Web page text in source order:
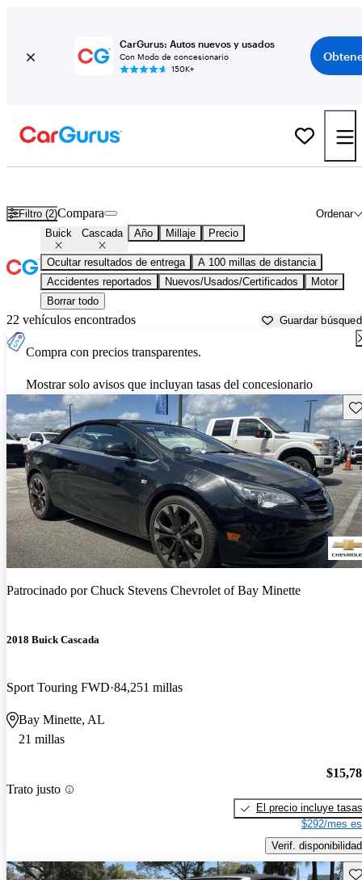
CarGurus: Autos nuevos y usados
Con Modo de concesionario
150K+
Filtro (2) Ordenar
Compara
Buick Cascada Año Millaje Precio
Ocultar resultados de entrega
A 100 millas de distancia
Accidentes reportados
Nuevos/Usados/Certificados
Motor
Borrar todo
22 vehículos encontrados Guardar
Compra con precios transparentes.
Mostrar solo avisos que incluyan tasas del concesionario
Patrocinado porChuck Stevens Chevrolet of Bay Minette
2018 Buick Cascada
Sport Touring FWD 84,251 millas
Bay Minette, AL
21 millas
Trato justo
El precio incluye tasas
$292/mes
Verif. disponibilidad